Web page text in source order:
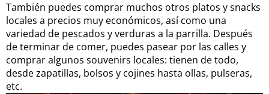
También puedes comprar muchos otros platos y snacks
locales a precios muy económicos, así como una
variedad de pescados y verduras a la parrilla. Después
de terminar de comer, puedes pasear por las calles y
comprar algunos souvenirs locales: tienen de todo,
desde zapatillas, bolsos y cojines hasta ollas, pulseras,
etc.